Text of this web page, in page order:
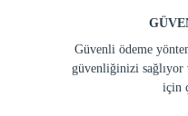
Güvenli ödeme
güvenliğinizi sağlıyor
için